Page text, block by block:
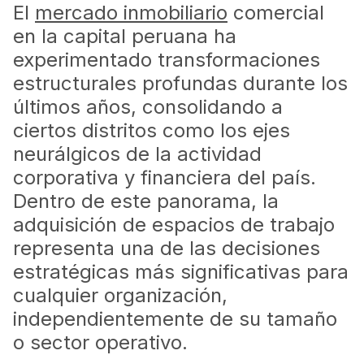
El mercado inmobiliario comercial
en la capital peruana ha
experimentado transformaciones
estructurales profundas durante los
últimos años, consolidando a
ciertos distritos como los ejes
neurálgicos de la actividad
corporativa y financiera del país.
Dentro de este panorama, la
adquisición de espacios de trabajo
representa una de las decisiones
estratégicas más significativas para
cualquier organización,
independientemente de su tamaño
o sector operativo.